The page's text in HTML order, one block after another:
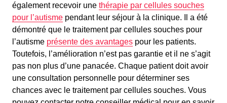
également recevoir une thérapie par cellules souches
pour l’autisme pendant leur séjour à la clinique. Il a été
démontré que le traitement par cellules souches pour
l’autisme présente des avantages pour les patients.
Toutefois, l’amélioration n’est pas garantie et il ne s’agit
pas non plus d’une panacée. Chaque patient doit avoir
une consultation personnelle pour déterminer ses
chances avec le traitement par cellules souches. Vous